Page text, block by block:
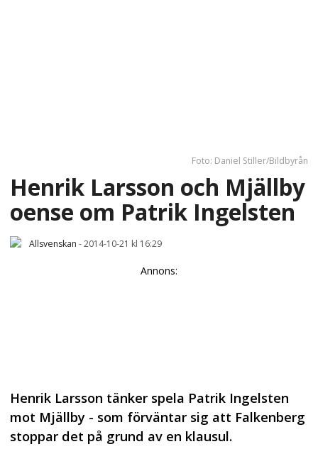
Foto: Daniel Stiller/Bildbyrån
Henrik Larsson och Mjällby
oense om Patrik Ingelsten
Allsvenskan -2014-10-21 kl 16:29
Annons:
Henrik Larsson tänker spela Patrik Ingelsten
mot Mjällby - som förväntar sig att Falkenberg
stoppar det på grund av en klausul.